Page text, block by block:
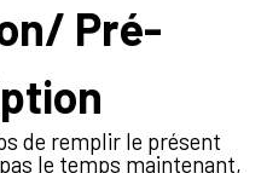
Pré-
de remplir le présent
le temps maintenant,